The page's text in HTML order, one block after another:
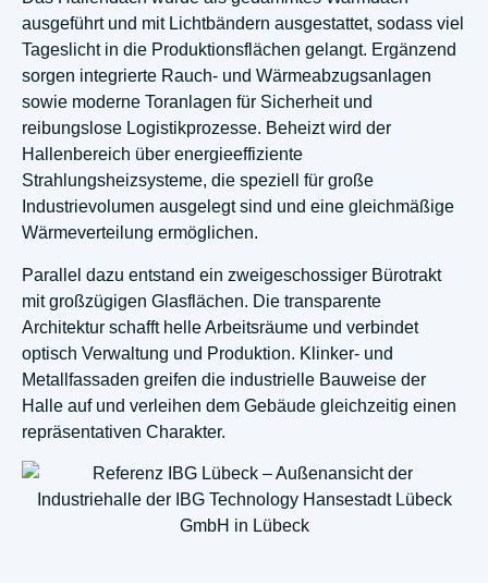
ausgeführt und mit Lichtbändern ausgestattet, sodass viel
Tageslicht in die Produktionsflächen gelangt. Ergänzend
sorgen integrierte Rauch- und Wärmeabzugsanlagen
sowie moderne Toranlagen für Sicherheit und
reibungslose Logistikprozesse. Beheizt wird der
Hallenbereich über energieeffiziente
Strahlungsheizsysteme, die speziell für große
Industrievolumen ausgelegt sind und eine gleichmäßige
Wärmeverteilung ermöglichen.
Parallel dazu entstand ein zweigeschossiger Bürotrakt
mit großzügigen Glasflächen. Die transparente
Architektur schafft helle Arbeitsräume und verbindet
optisch Verwaltung und Produktion. Klinker- und
Metallfassaden greifen die industrielle Bauweise der
Halle auf und verleihen dem Gebäude gleichzeitig einen
repräsentativen Charakter.